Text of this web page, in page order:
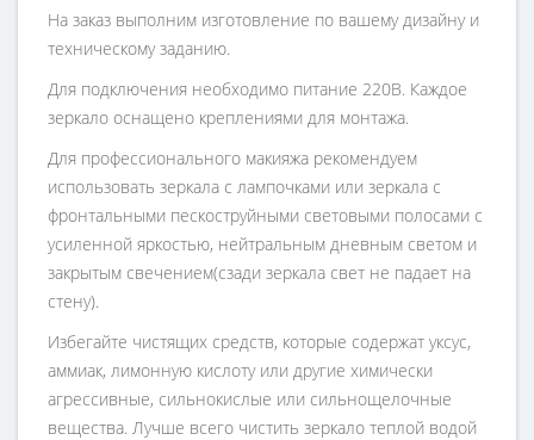
На заказ выполним изготовление по вашему дизайну и
техническому заданию.
Для подключения необходимо питание 220В. Каждое
зеркало оснащено креплениями для монтажа.
Для профессионального макияжа рекомендуем
использовать зеркала с лампочками или зеркала с
фронтальными пескоструйными световыми полосами с
усиленной яркостью, нейтральным дневным светом и
закрытым свечением(сзади зеркала свет не падает на
стену).
Избегайте чистящих средств, которые содержат уксус,
аммиак, лимонную кислоту или другие химически
агрессивные, сильнокислые или сильнощелочные
вещества. Лучше всего чистить зеркало теплой водой